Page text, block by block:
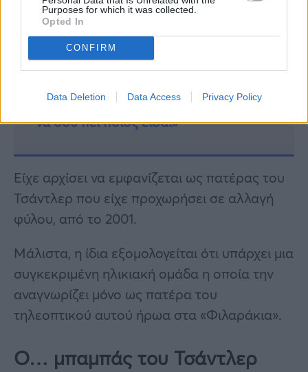
Purposes for which it was collected.
Opted In
CONFIRM
Data Deletion Data Access Privacy Policy
αλήθεια»
Τζεφ Μοντάνα: «Κανένας δεν μπορεί
να σου πει ποιος είσαι»
Είχε αρχίσει να εμφανίζεται ως πατέρας του
Τσάντλερ που είχε προχωρήσει σε αλλαγή
φύλου, από το 2001.
Μάλιστα, η ίδια εξομολογείται ότι υπάρχει μια
συγκεκριμένη ηλικιακή ομάδα η οποία την
αναγνωρίζει μόνο ως πατέρα του
τηλεοπτικού αυτού ήρωα στα «Φιλαράκια».
Ο… μπαμπάς του Τσάντλερ